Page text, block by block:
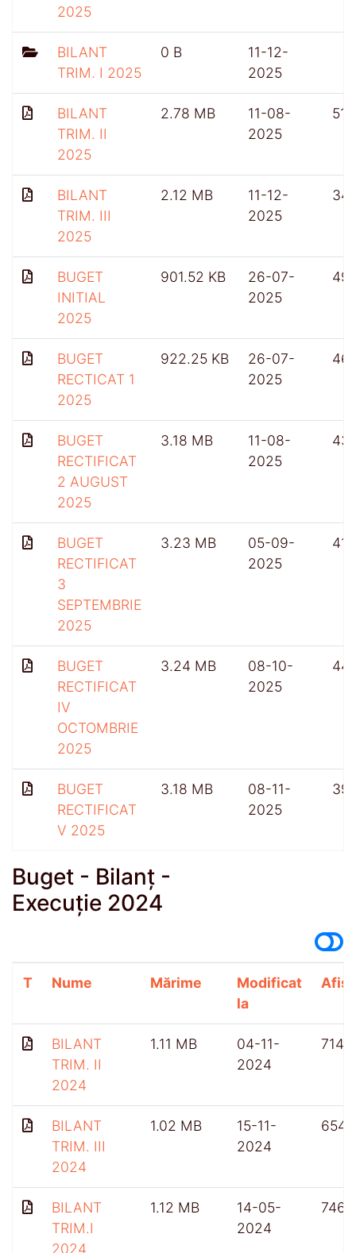
2025
BILANT
TRIM. I 2025
0 B
11-12-
2025
BILANT
TRIM. II
2025
2.78 MB
11-08-
2025
518
BILANT
TRIM. III
2025
2.12 MB
11-12-
2025
BUGET
INITIAL
2025
901.52 KB
26-07-
2025
BUGET
RECTICAT 1
2025
922.25 KB
26-07-
2025
BUGET
RECTIFICAT
2 AUGUST
2025
3.18 MB
11-08-
2025
431
BUGET
RECTIFICAT
3
SEPTEMBRIE
2025
3.23 MB
05-09-
2025
415
BUGET
RECTIFICAT
IV
OCTOMBRIE
2025
3.24 MB
08-10-
2025
441
BUGET
RECTIFICAT
V 2025
3.18 MB
08-11-
2025
Buget - Bilanț -
Execuție 2024
T Nume Mărime
Modificat
la
BILANT
TRIM. II
2024
1.11 MB
04-11-
2024
714
BILANT
TRIM. III
2024
1.02 MB
15-11-
2024
654
BILANT
TRIM.I
2024
1.12 MB
14-05-
2024
746